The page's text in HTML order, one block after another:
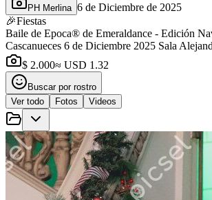
PH Merlina 6 de Diciembre de 2025
🎉Fiestas
Baile de Epoca® de Emeraldance - Edición
Cascanueces 6 de Diciembre 2025 Sala
$ 2.000≈ USD 1.32
Buscar por rostro
Ver todo
Fotos Videos